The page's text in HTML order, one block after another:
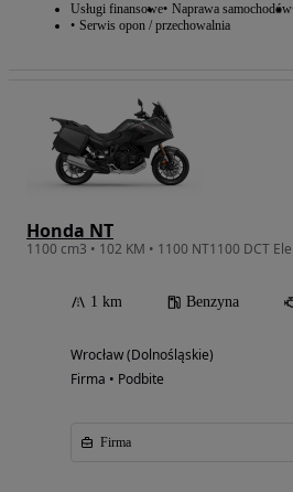
Usługi finansowe Naprawa samochodów
Serwis opon / przechowalnia
Honda NT
1 km Benzyna
Wrocław (Dolnośląskie)
Firma • Podbite
Firma